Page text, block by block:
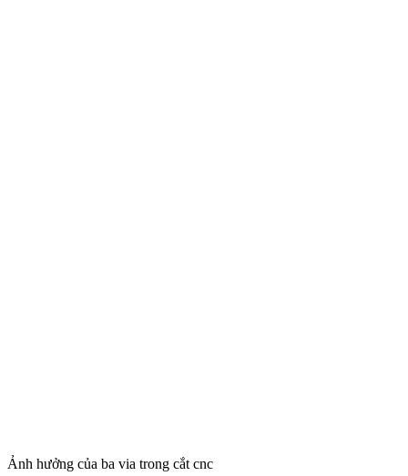
Ảnh hưởng của ba via trong cắt cnc